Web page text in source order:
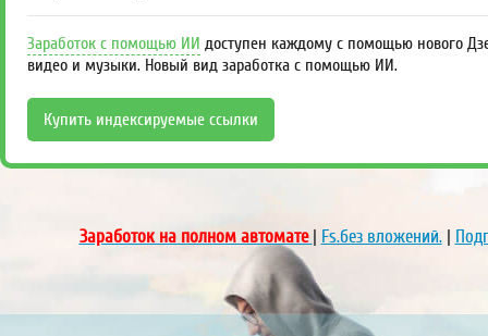
Заработок с помощью ИИ доступен каждому с помощью нового
видео и музыки. Новый вид заработка с помощью ИИ.
Купить индексируемые ссылки
Заработок на полном автомате| Fs.без вложений.|